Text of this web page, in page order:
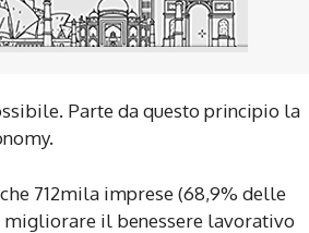
Parte da questo principio la
712mila imprese (68,9% delle
migliorare il benessere lavorativo